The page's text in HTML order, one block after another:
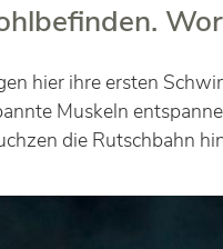
hier ihre ersten
Muskeln
die Rutschbahn